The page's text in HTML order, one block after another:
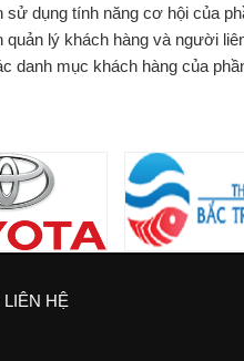
sử dụng tính năng cơ hội của
quản lý khách hàng và người
danh mục khách hàng của
HỆ